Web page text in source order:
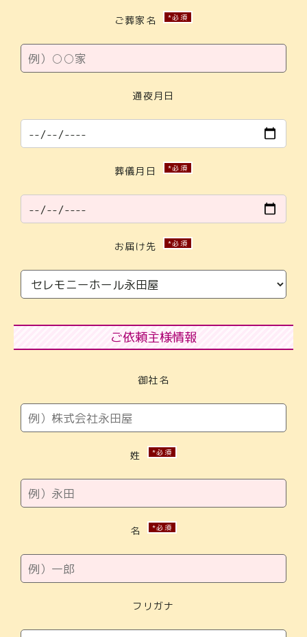
ご葬家名 *必須
通夜月日
葬儀月日 *必須
お届け先 *必須
ご依頼主様情報
御社名
姓 *必須
名 *必須
フリガナ